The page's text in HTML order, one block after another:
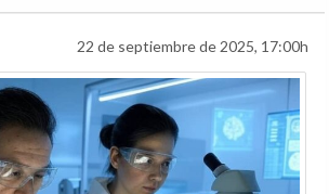
22 de septiembre de 2025, 17:00h